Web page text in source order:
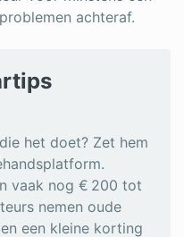
achteraf.
het doet? Zet hem
vaak nog € 200 tot
nemen oude
een kleine korting